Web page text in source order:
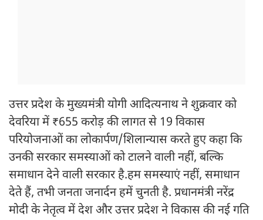
उत्तर प्रदेश के मुख्यमंत्री योगी आदित्यनाथ ने शुक्रवार को
देवरिया में ₹655 करोड़ की लागत से 19 विकास
परियोजनाओं का लोकार्पण/शिलान्यास करते हुए कहा कि
उनकी सरकार समस्याओं को टालने वाली नहीं, बल्कि
समाधान देने वाली सरकार है.हम समस्याएं नहीं, समाधान
देते हैं, तभी जनता जनार्दन हमें चुनती है. प्रधानमंत्री नरेंद्र
मोदी के नेतृत्व में देश और उत्तर प्रदेश ने विकास की नई गति